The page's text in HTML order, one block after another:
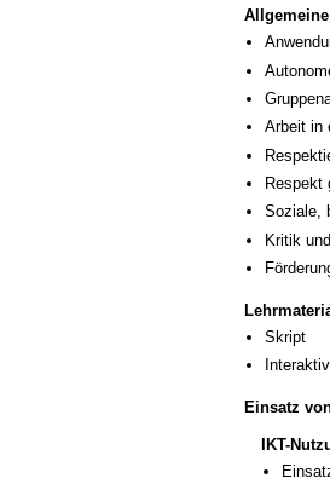
Arbeit in
Respekt
Soziale,
Kritik
Skript
Einsatz
IKT-